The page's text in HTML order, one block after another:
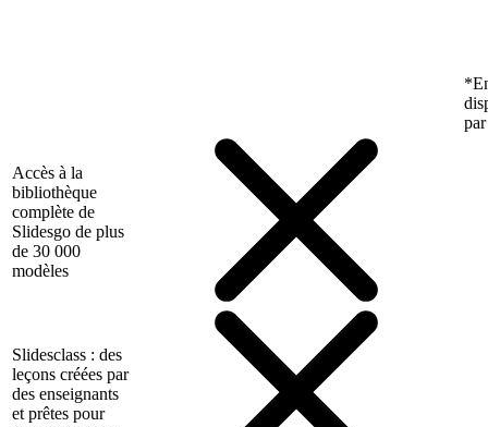
Accès à la
bibliothèque
complète de
Slidesgo de plus
de 30 000
modèles
Slidesclass : des
leçons créées par
des enseignants
et prêtes pour